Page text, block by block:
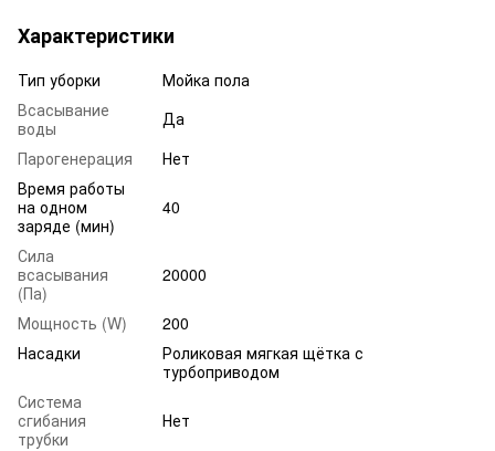
Характеристики
Тип уборки
Мойка пола
Всасывание
воды
Да
Парогенерация
Нет
Время работы
на одном
заряде (мин)
40
Сила
всасывания
(Па)
20000
Мощность (W)
200
Насадки
Роликовая мягкая щётка с
турбоприводом
Система
сгибания
трубки
Нет